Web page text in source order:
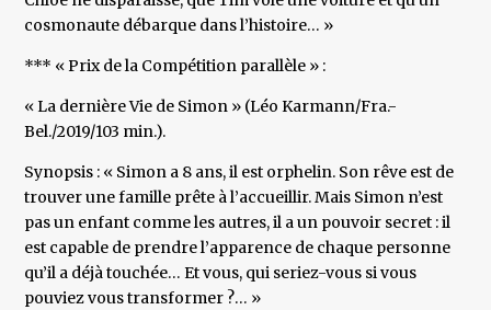
cosmonaute débarque dans l’histoire… »
*** « Prix de la Compétition parallèle » :
« La dernière Vie de Simon » (Léo Karmann/Fra.-
Bel./2019/103 min.).
Synopsis : « Simon a 8 ans, il est orphelin. Son rêve est de
trouver une famille prête à l’accueillir. Mais Simon n’est
pas un enfant comme les autres, il a un pouvoir secret : il
est capable de prendre l’apparence de chaque personne
qu’il a déjà touchée… Et vous, qui seriez-vous si vous
pouviez vous transformer ?… »